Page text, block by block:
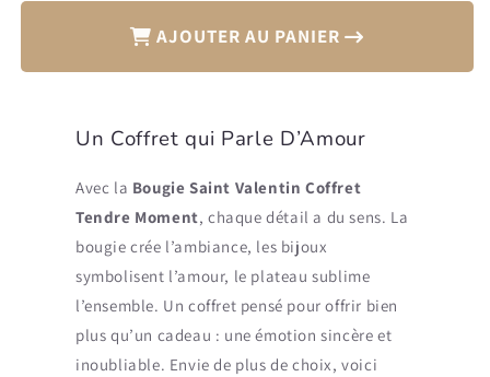
AJOUTER AU PANIER
Un Coffret qui Parle D’Amour
Avec la Bougie Saint Valentin Coffret
Tendre Moment, chaque détail a du sens. La
bougie crée l’ambiance, les bijoux
symbolisent l’amour, le plateau sublime
l’ensemble. Un coffret pensé pour offrir bien
plus qu’un cadeau : une émotion sincère et
inoubliable. Envie de plus de choix,voici